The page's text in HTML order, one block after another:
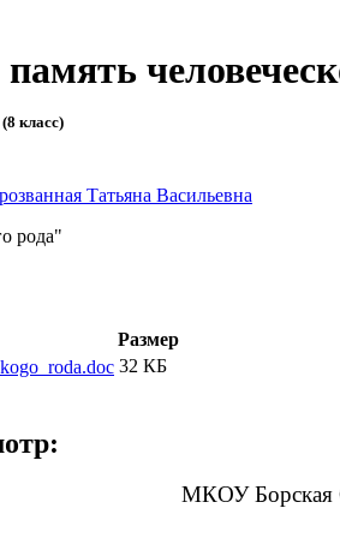
класс)
Татьяна Васильевна
рода"
Размер
32 КБ
МКОУ Борская